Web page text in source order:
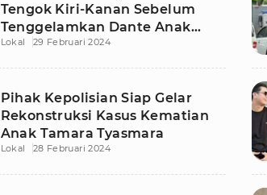
Tengok Kiri-Kanan Sebelum
Tenggelamkan Dante Anak
Tamara Tyasmara
Lokal 29 Februari 2024
Pihak Kepolisian Siap Gelar
Rekonstruksi Kasus Kematian
Anak Tamara Tyasmara
Lokal 28 Februari 2024